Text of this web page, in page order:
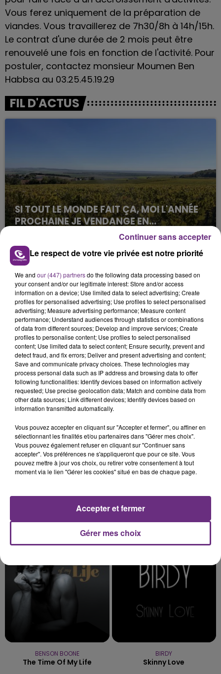
Vous ferez uniquement de la préparation de
viandes. Vous travaillerez de 7h30/8h à 14h/15h.
Le contrat d'une durée de 2 mois peut être
renouvelé une fois en fonction de l'activité. Pour
postuler, contactez monsieur Moumen Ben
Habbsa au 03.25.45.19.29
FIL D'ACTUS
SI TOUT LE MONDE FAIT ÇA, MOI L'ANNÉE
PROCHAINE JE VENDANGE EN...
La vendange en Champagne a débuté ce jeudi 6
août dans la commune de Montgueux (Aube). Du
jamais vu !
L'INSPECTION DU TRAVAIL RAPPELLE À
L'ORDRE SUR LES CONDITIONS DE...
Alors que les dates de début des vendange 2026
s'est avéré être plus précoce que prévu,
l'inspection du Travail en profite pour rappeler
les conditions de...
TITRES DIFFUSÉS
ALEX WARREN ALICIA KEYS
BENSON BOONE
The Time Of My Life
BIRDY
Skinny Love
Le respect de votre vie privée est notre priorité
We and our (447) partnersdo the following data processing based on
your consent and/or our legitimate interest: Store and/or access
information on a device; Use limited data to select advertising; Create
profiles for personalised advertising; Use profiles to select personalised
advertising; Measure advertising performance; Measure content
performance; Understand audiences through statistics or combinations
of data from different sources; Develop and improve services; Create
profiles to personalise content; Use profiles to select personalised
content; Use limited data to select content; Ensure security, prevent and
detect fraud, and fix errors; Deliver and present advertising and content;
Save and communicate privacy choices. These technologies may
process personal data such as IP address and browsing data to offer
following functionalities: Identify devices based on information actively
requested; Use precise geolocation data; Match and combine data from
other data sources; Link different devices; Identify devices based on
information transmitted automatically.
Vous pouvez accepter en cliquant sur "Accepter et fermer", ou affiner en
sélectionnant les finalités et/ou partenaires dans "Gérer mes choix".
Vous pouvez également refuser en cliquant sur "Continuer sans
accepter". Vos préférences ne s'appliqueront que pour ce site. Vous
pouvez mettre à jour vos choix, ou retirer votre consentement à tout
moment via le lien "Gérer les cookies" situé en bas de chaque page.
Gérer mes choix
Accepter et fermer
Continuer sans accepter